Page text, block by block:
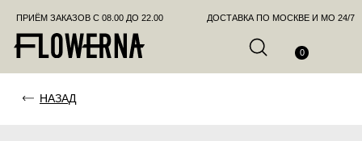
ПРИЁМ ЗАКАЗОВ С 08.00 ДО 22.00